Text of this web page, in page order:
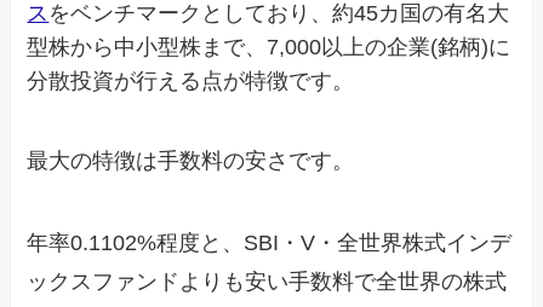
ス をベンチマークとしており、約45カ国の有名大
型株から中小型株まで、7,000以上の企業(銘柄)に
分散投資が行える点が特徴です。
最大の特徴は手数料の安さです。
年率0.1102%程度と、SBI・V・全世界株式インデ
ックスファンドよりも安い手数料で全世界の株式